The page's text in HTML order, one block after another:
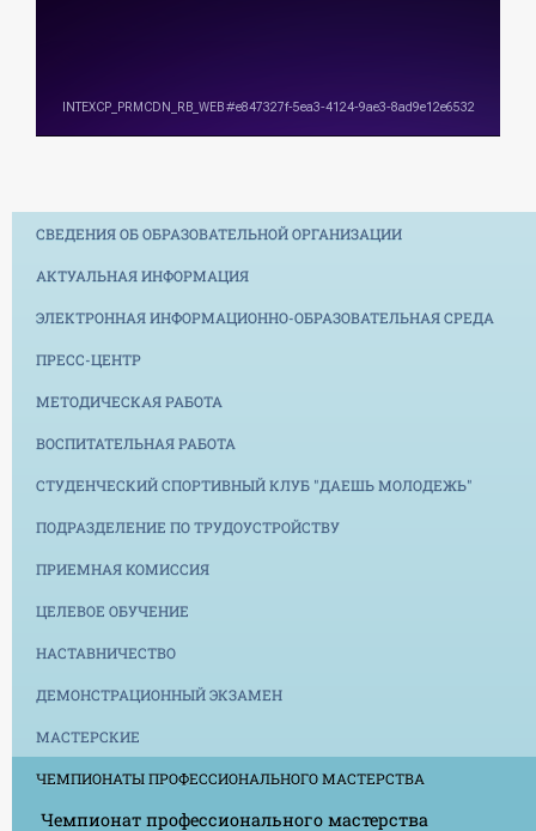
СВЕДЕНИЯ ОБ ОБРАЗОВАТЕЛЬНОЙ ОРГАНИЗАЦИИ
АКТУАЛЬНАЯ ИНФОРМАЦИЯ
ЭЛЕКТРОННАЯ ИНФОРМАЦИОННО-ОБРАЗОВАТЕЛЬНАЯ СРЕДА
ПРЕСС-ЦЕНТР
МЕТОДИЧЕСКАЯ РАБОТА
ВОСПИТАТЕЛЬНАЯ РАБОТА
СТУДЕНЧЕСКИЙ СПОРТИВНЫЙ КЛУБ "ДАЕШЬ МОЛОДЕЖЬ"
ПОДРАЗДЕЛЕНИЕ ПО ТРУДОУСТРОЙСТВУ
ПРИЕМНАЯ КОМИССИЯ
ЦЕЛЕВОЕ ОБУЧЕНИЕ
НАСТАВНИЧЕСТВО
ДЕМОНСТРАЦИОННЫЙ ЭКЗАМЕН
МАСТЕРСКИЕ
ЧЕМПИОНАТЫ ПРОФЕССИОНАЛЬНОГО МАСТЕРСТВА
Чемпионат профессионального мастерства